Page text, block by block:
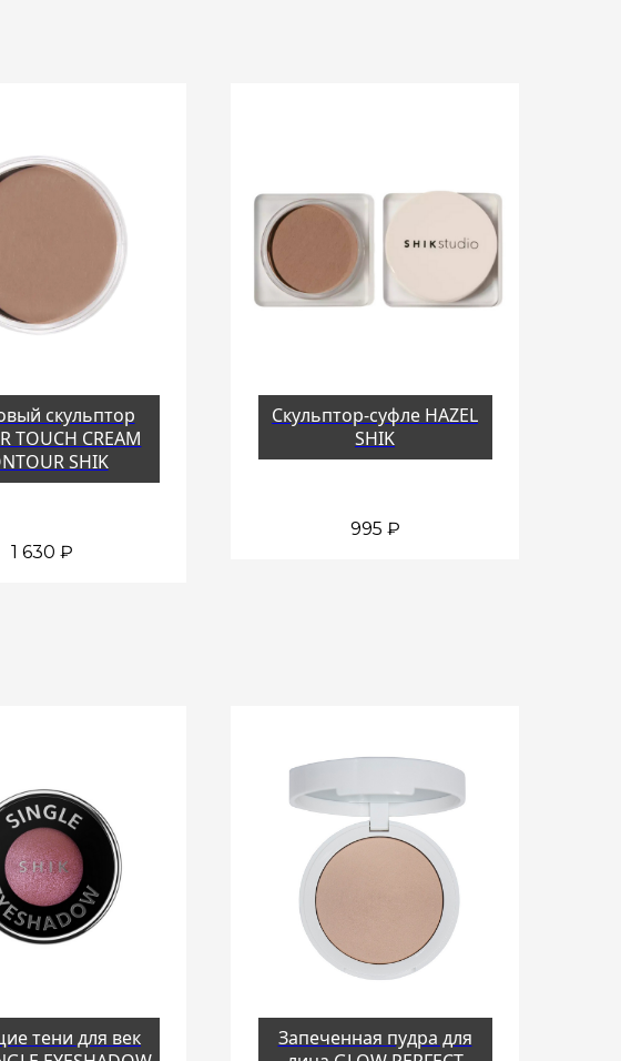
скульптор
TOUCH CREAM
SHIK
1 630 ₽
Скульптор-суфле HAZEL
SHIK
995 ₽
тени для век
Запеченная пудра для